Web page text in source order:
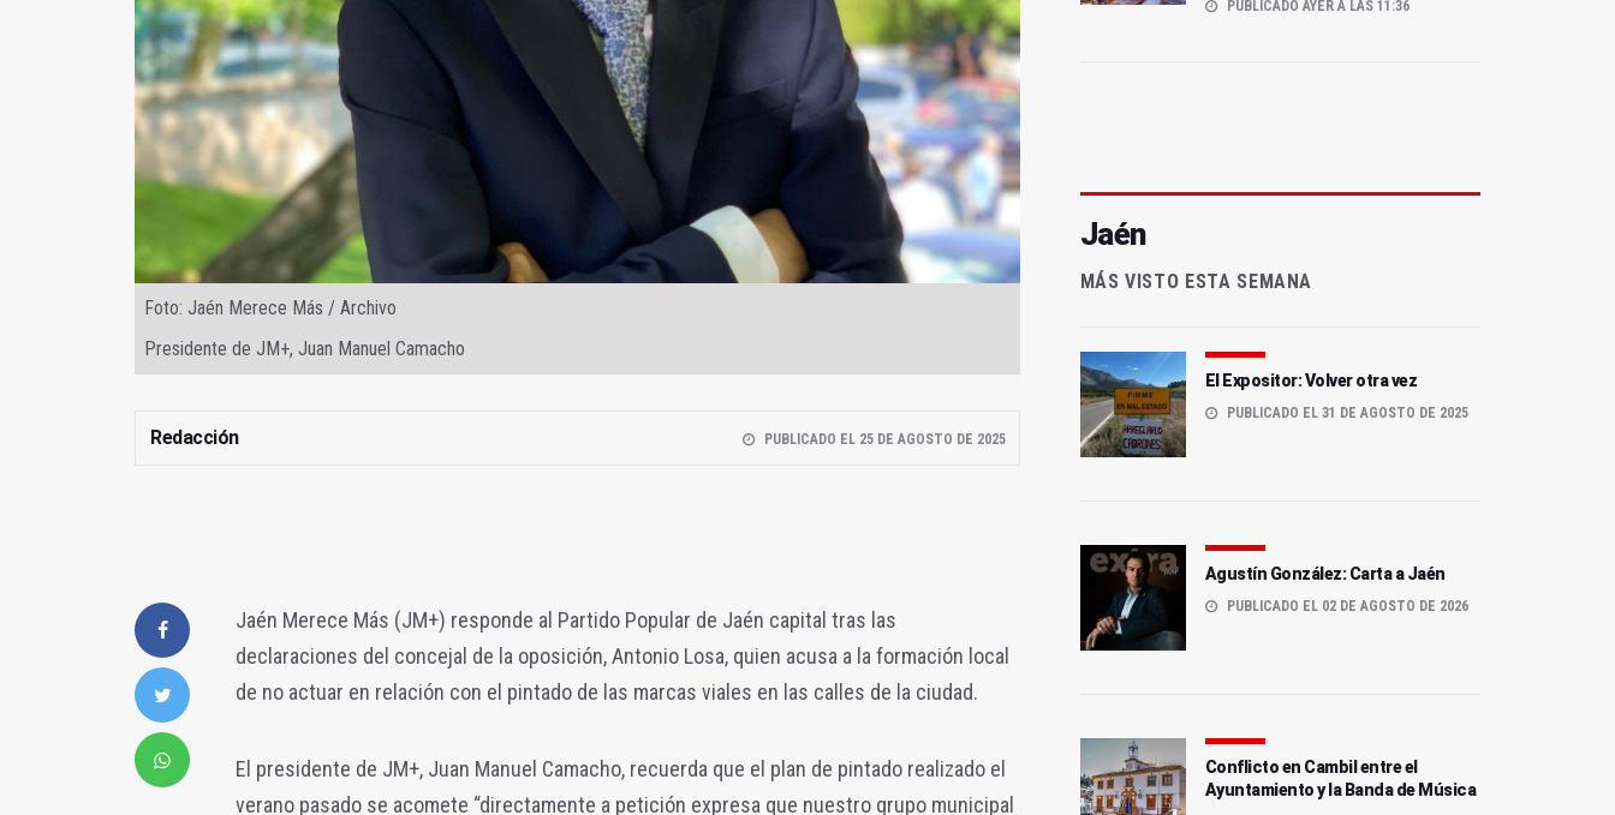
Foto: Jaén Merece Más / Archivo
Presidente de JM+, Juan Manuel Camacho
Redacción PUBLICADO EL 25 DE AGOSTO DE 2025
Jaén Merece Más (JM+) responde al Partido Popular de Jaén capital tras las
declaraciones del concejal de la oposición, Antonio Losa, quien acusa a la formación local
de no actuar en relación con el pintado de las marcas viales en las calles de la ciudad.
El presidente de JM+, Juan Manuel Camacho, recuerda que el plan de pintado realizado el
verano pasado se acomete “directamente a petición expresa que nuestro grupo municipal
PUBLICADO AYER A LAS 11:36
Jaén
MÁS VISTO ESTA SEMANA
El Expositor: Volver otra vez
PUBLICADO EL 31 DE AGOSTO DE 2025
Agustín González: Carta a Jaén
PUBLICADO EL 02 DE AGOSTO DE 2026
Conflicto en Cambil entre el
Ayuntamiento y la Banda de Música